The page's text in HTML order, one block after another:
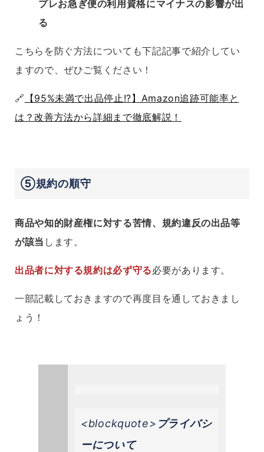
プレお急ぎ便の利用資格にマイナスの影響が出
る
こちらを防ぐ方法についても下記記事で紹介してい
ますので、ぜひご覧ください！
🔗 【95%未満で出品停止!?】Amazon追跡可能率と
は？改善方法から詳細まで徹底解説！
⑤規約の順守
商品や知的財産権に対する苦情、規約違反の出品等
が該当 します。
出品者に対する規約は必ず守る必要があります。
一部記載しておきますので再度目を通しておきまし
ょう！
<blockquote> プライバシ
ーについて